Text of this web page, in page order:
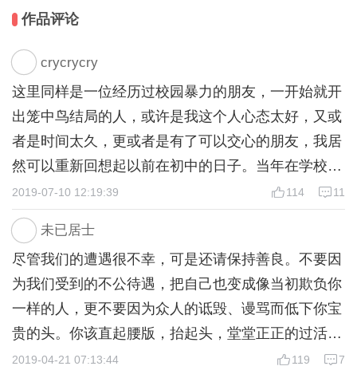
-这，本来就要靠你自己。
==============
一个正常的校园，
一个正常的少女，
一个非正常的结局。
‘就好像某天突然被贴上恶魔的符咒一样，校园暴力事件
就这么开始了。这可说是古往今来所有校园暴力的共同
点。’——东野圭吾《恶意》
（多周目向，一周目无分支剧情，二周目开启正式剧
情。）
作品评论
crycrycry
这里同样是一位经历过校园暴力的朋友，一开始就开
出笼中鸟结局的人，或许是我这个人心态太好，又或
者是时间太久，更或者是有了可以交心的朋友，我居
然可以重新回想起以前在初中的日子。当年在学校经
常被人喊做狗，然后就是一轮非常难受的追逐战，一
群人喊着要抓我。
以前初中的厕所不像高中的厕所一样，是一个独立的
单间，他是连起来的，于是我那一帮吃饱了没事干的
同学经常看我上厕所，当时我认为这极大的侮辱了我
的尊严，于是为了上厕所，我经常从初中部跑到小学
部的厕所，要不然就是从六楼往下跑，即便如此，他
们还是依旧不放过我，继续追。
11
114
2019-07-10 12:19:39
未已居士
尽管我们的遭遇很不幸，可是还请保持善良。不要因
为我们受到的不公待遇，把自己也变成像当初欺负你
一样的人，更不要因为众人的诋毁、谩骂而低下你宝
贵的头。你该直起腰版，抬起头，堂堂正正的过活，
而不是卑躬屈膝，不是任人搓圆捏扁。所以，当我们7
119
2019-04-21 07:13:44